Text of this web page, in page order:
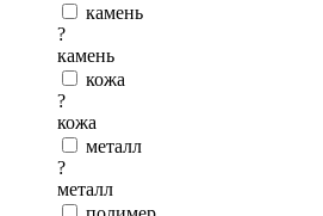
камень
?
камень
кожа
?
кожа
металл
?
металл